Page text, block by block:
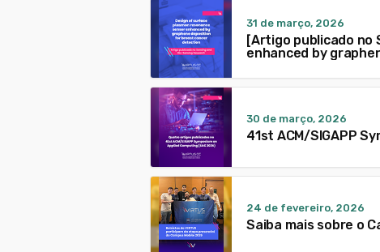
31 de março, 2026
[Artigo publicado no
enhanced by
30 de março, 2026
41st ACM/SIGAPP
24 de fevereiro, 2026
Saiba mais sobre o